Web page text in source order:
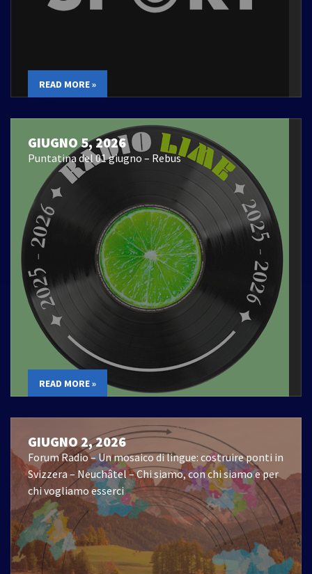
READ MORE »
GIUGNO 5, 2026
Puntatina del 01 giugno – Rebus
READ MORE »
GIUGNO 2, 2026
Forum Radio – Un mosaico di lingue: costruire ponti in
Svizzera – Neuchâtel – Chi siamo, con chi siamo e per
chi vogliamo esserci